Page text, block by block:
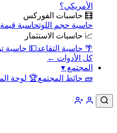
الأمريكي؟
🧮 حاسبات الفوركس
حاسبة حجم اللوتحاسبة
📈 حاسبات الاستثمار
🌴 حاسبة التقاعد💵 حاسبة
كل الأدوات ←
المجتمع ▾
🧱 حائط المجتمع🏆 لوحة